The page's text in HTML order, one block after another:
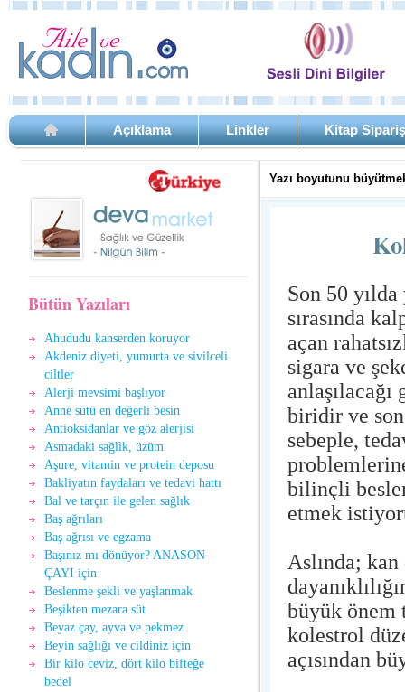
Açıklama Linkler Kitap
Bütün Yazıları
Ahududu kanserden koruyor
Akdeniz diyeti, yumurta ve sivilceli
ciltler
Alerji mevsimi başlıyor
Anne sütü en değerli besin
Antioksidanlar ve göz alerjisi
Asmadaki sağlìk, üzüm
Aşure, vitamin ve protein deposu
Bakliyatın faydaları ve tedavi hattı
Bal ve tarçın ile gelen sağlık
Baş ağrıları
Baş ağrısı ve egzama
Başınız mı dönüyor? ANASON
ÇAYI için
Beslenme şekli ve yaşlanmak
Beşikten mezara süt
Beyaz çay, ayva ve pekmez
Beyin sağlığı ve cildiniz için
Bir kilo ceviz, dört kilo bifteğe
bedel
Yazı boyutunu
Son 50
sırasında
açan
sigara ve
biridir ve
sebeple,
bilinçli
etmek
Aslında;
büyük önem
kolestrol
açısından